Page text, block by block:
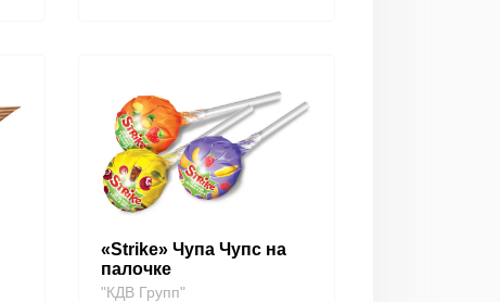
«Strike» Чупа Чупс на
палочке
"КДВ Групп"